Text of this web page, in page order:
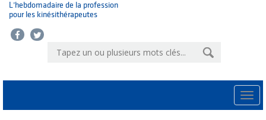
L’hebdomadaire de la profession
pour les kinésithérapeutes